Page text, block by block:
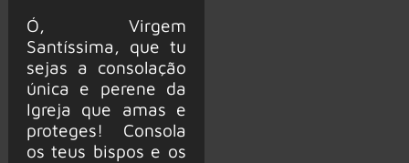
Ó, Virgem
Santíssima, que tu
sejas a consolação
única e perene da
Igreja que amas e
proteges! Consola
os teus bispos e os